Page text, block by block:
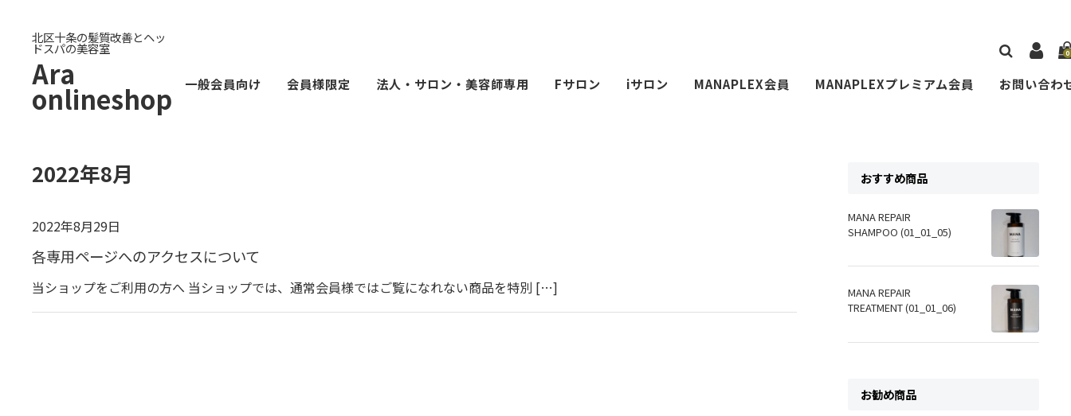
北区十条の髪質改善とヘッ
ドスパの美容室
Ara
onlineshop
0
一般会員向け 会員様限定 法人・サロン・美容師専用 Fサロン iサロン MANAPLEX会員 MANAPLEXプレミアム会員 お問い合わ
2022年8月
2022年8月29日
各専用ページへのアクセスについて
当ショップをご利用の方へ 当ショップでは、通常会員様ではご覧になれない商品を特別 […]
おすすめ商品
MANA REPAIR
SHAMPOO (01_01_05)
MANA REPAIR
TREATMENT (01_01_06)
お勧め商品